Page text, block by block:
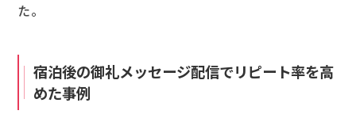
た。
宿泊後の御礼メッセージ配信でリピート率を高
めた事例